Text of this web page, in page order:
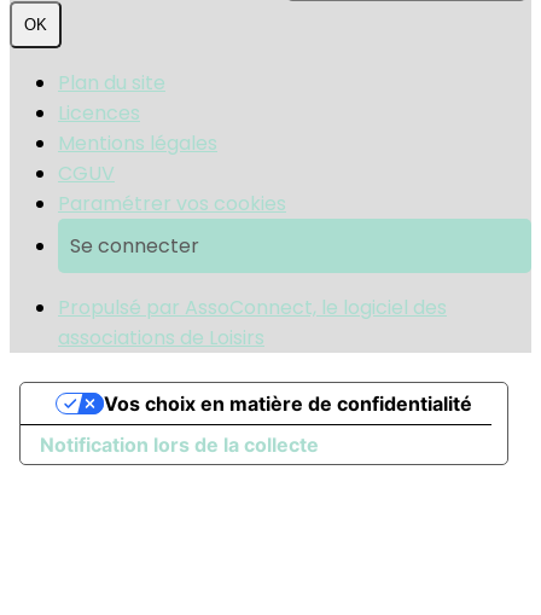
OK
Plan du site
Licences
Mentions légales
CGUV
Paramétrer vos cookies
Se connecter
Propulsé par AssoConnect, le logiciel des
associations de Loisirs
Notification lors de la collecte
Vos choix en matière de confidentialité